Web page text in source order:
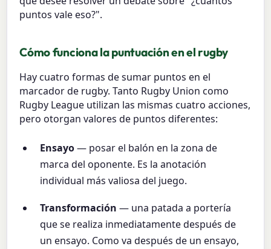
puntos vale eso?".
Cómo funciona la puntuación en el rugby
Hay cuatro formas de sumar puntos en el
marcador de rugby. Tanto Rugby Union como
Rugby League utilizan las mismas cuatro acciones,
pero otorgan valores de puntos diferentes:
Ensayo— posar el balón en la zona de
marca del oponente. Es la anotación
individual más valiosa del juego.
Transformación — una patada a portería
que se realiza inmediatamente después de
un ensayo. Como va después de un ensayo,